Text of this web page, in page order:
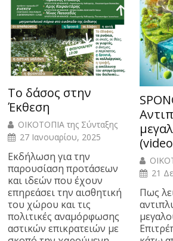
Το δάσος στην
Έκθεση
ΟΙΚΟΤΟΠΙΑ της Σύνταξης
27 Ιανουαρίου, 2025
Εκδήλωση για την
παρουσίαση προτάσεων
και ιδεών που έχουν
επηρεάσει την αισθητική
του χώρου και τις
πολιτικές αναμόρφωσης
αστικών επικρατειών με
21
Πως